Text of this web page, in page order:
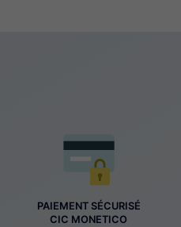
PAIEMENT SÉCURISÉ
CIC MONETICO